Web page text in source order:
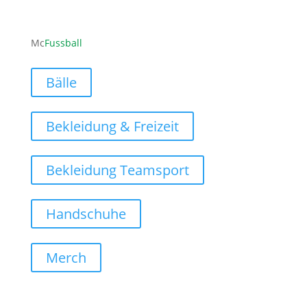
McFussball
Bälle
Bekleidung & Freizeit
Bekleidung Teamsport
Handschuhe
Merch